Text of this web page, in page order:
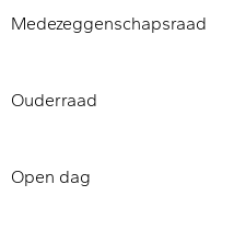
Medezeggenschapsraad
Ouderraad
Open dag